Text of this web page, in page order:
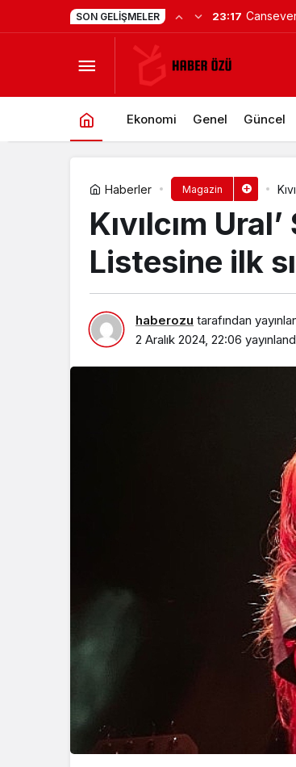
SON GELIŞMELER
Ekonomi Genel Güncel
Haberler Magazin
Kıvılcım
Listesine ilk
haberozu tarafından
2 Aralık 2024, 22:06
Türk Yönetmen Gökhan